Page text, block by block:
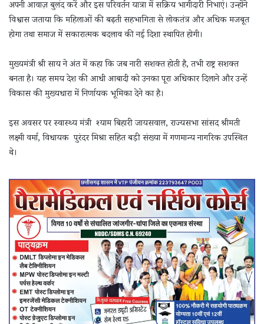
अपनी आवाज़ बुलंद करें और इस परिवर्तन यात्रा में सक्रिय भागीदारी निभाएं। उन्होंने
विश्वास जताया कि महिलाओं की बढ़ती सहभागिता से लोकतंत्र और अधिक मजबूत
होगा तथा समाज में सकारात्मक बदलाव की नई दिशा स्थापित होगी।
मुख्यमंत्री श्री साय ने अंत में कहा कि जब नारी सशक्त होती है, तभी राष्ट्र सशक्त
बनता है। यह समय देश की आधी आबादी को उनका पूरा अधिकार दिलाने और उन्हें
विकास की मुख्यधारा में निर्णायक भूमिका देने का है।
इस अवसर पर स्वास्थ्य मंत्री श्याम बिहारी जायसवाल, राज्यसभा सांसद श्रीमती
लक्ष्मी वर्मा, विधायक पुरंदर मिश्रा सहित बड़ी संख्या में गणमान्य नागरिक उपस्थित
थे।